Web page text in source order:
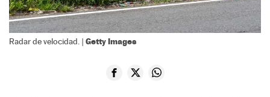
Radar de velocidad. | Getty Images